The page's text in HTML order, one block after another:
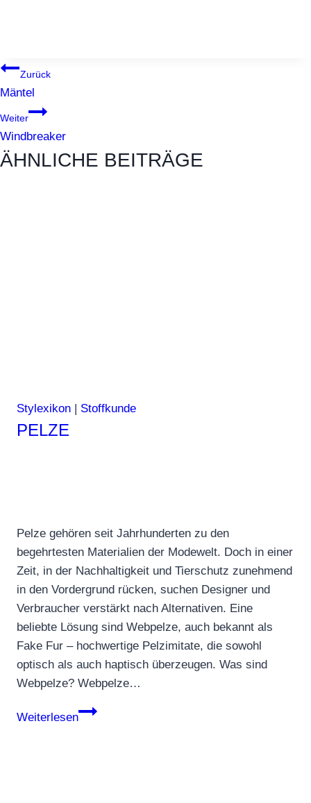
BEITRAGSNAVIGATION
Zurück
Mäntel
Weiter
Windbreaker
ÄHNLICHE BEITRÄGE
Stylexikon | Stoffkunde
PELZE
Pelze gehören seit Jahrhunderten zu den
begehrtesten Materialien der Modewelt. Doch in einer
Zeit, in der Nachhaltigkeit und Tierschutz zunehmend
in den Vordergrund rücken, suchen Designer und
Verbraucher verstärkt nach Alternativen. Eine
beliebte Lösung sind Webpelze, auch bekannt als
Fake Fur – hochwertige Pelzimitate, die sowohl
optisch als auch haptisch überzeugen. Was sind
Webpelze? Webpelze…
Weiterlesen
Pelze